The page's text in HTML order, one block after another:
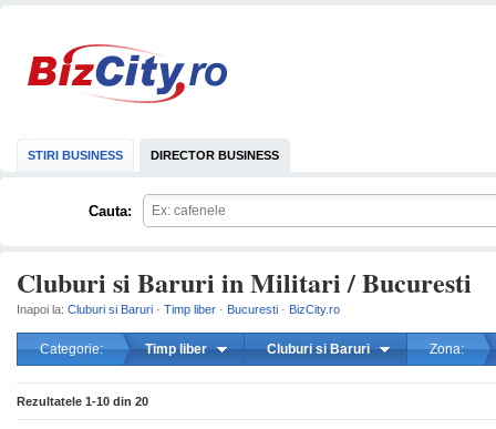
STIRI BUSINESS DIRECTOR BUSINESS
Cauta:
Cluburi si Baruri in Militari / Bucuresti
Inapoi la: Cluburi si Baruri · Timp liber · Bucuresti · BizCity.ro
Categorie: Timp liber Cluburi si Baruri Zona:
Rezultatele 1-10 din 20